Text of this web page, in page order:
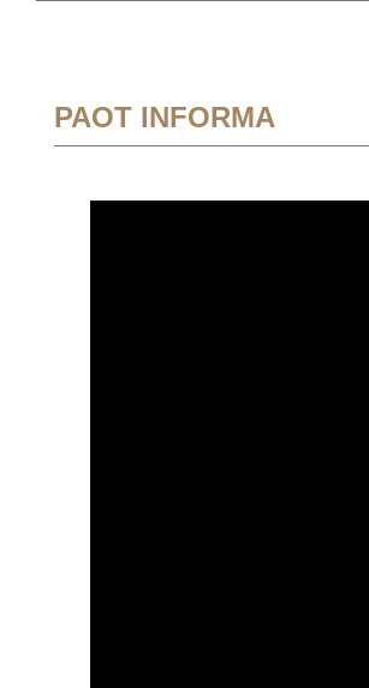
PAOT INFORMA